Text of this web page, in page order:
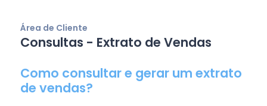
Área de Cliente
Consultas - Extrato de Vendas
Como consultar e gerar um extrato
de vendas?